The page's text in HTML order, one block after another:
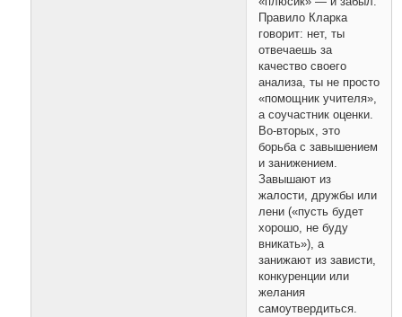
Правило Кларка
говорит: нет, ты
отвечаешь за
качество своего
анализа, ты не просто
«помощник учителя»,
а соучастник оценки.
Во-вторых, это
борьба с завышением
и занижением.
Завышают из
жалости, дружбы или
лени («пусть будет
хорошо, не буду
вникать»), а
занижают из зависти,
конкуренции или
желания
самоутвердиться.